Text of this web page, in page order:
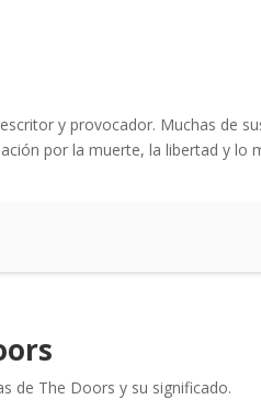
y provocador. Muchas de
por la muerte, la libertad y lo
de The Doors y su significado.